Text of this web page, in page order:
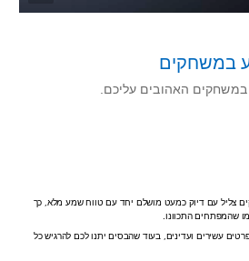
במשחקים
האהובים עליכם.
צליל עם דיוק כמעט מושלם יחד עם טווח שמע מלא, כך
שהמפתחים התכוונו.
עשירים ועדינים, בעוד שהבסים יתנו לכם להרגיש כל